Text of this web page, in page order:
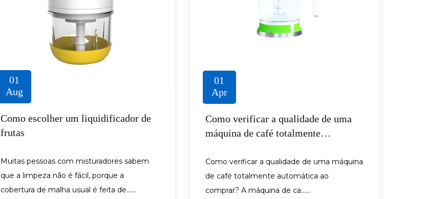
01
Aug
Como escolher um liquidificador de
frutas
Muitas pessoas com misturadores sabem
que a limpeza não é fácil, porque a
cobertura de malha usual é feita de......
01
Apr
Como verificar a qualidade de uma
máquina de café totalmente
Como verificar a qualidade de uma máquina
de café totalmente automática ao
comprar? A máquina de ca......